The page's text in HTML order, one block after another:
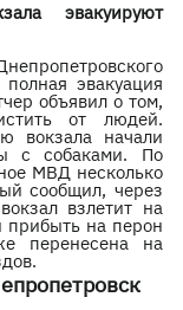
эвакуируют
эвакуация
объявил о том,
от людей.
вокзала начали
с собаками. По
МВД несколько
сообщил, через
взлетит на
прибыть на перон
перенесена на